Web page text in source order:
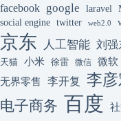
facebook google laravel
social engine twitter web2.0
京东 人工智能 刘强
天猫 小米 徐雷 微信 微软
无界零售 李开复 李彦
电子商务 百度